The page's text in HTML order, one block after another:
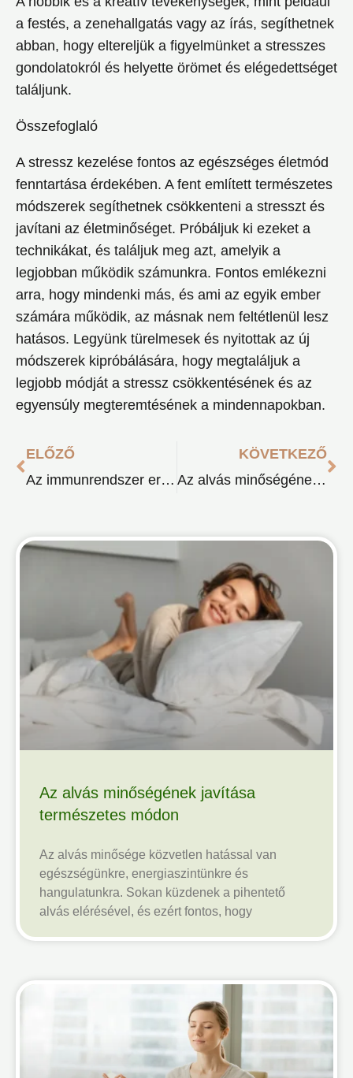
a festés, a zenehallgatás vagy az írás, segíthetnek
abban, hogy eltereljük a figyelmünket a stresszes
gondolatokról és helyette örömet és elégedettséget
találjunk.
Összefoglaló
A stressz kezelése fontos az egészséges életmód
fenntartása érdekében. A fent említett természetes
módszerek segíthetnek csökkenteni a stresszt és
javítani az életminőséget. Próbáljuk ki ezeket a
technikákat, és találjuk meg azt, amelyik a
legjobban működik számunkra. Fontos emlékezni
arra, hogy mindenki más, és ami az egyik ember
számára működik, az másnak nem feltétlenül lesz
hatásos. Legyünk türelmesek és nyitottak az új
módszerek kipróbálására, hogy megtaláljuk a
legjobb módját a stressz csökkentésének és az
egyensúly megteremtésének a mindennapokban.
Előző
ELŐZŐ
Az immunrendszer erősítése természetes módszerekkel
KÖVETKEZŐ
Az alvás minőségének javítása természetes módon
Az alvás minőségének javítása
természetes módon
Az alvás minősége közvetlen hatással van
egészségünkre, energiaszintünkre és
hangulatunkra. Sokan küzdenek a pihentető
alvás elérésével, és ezért fontos, hogy